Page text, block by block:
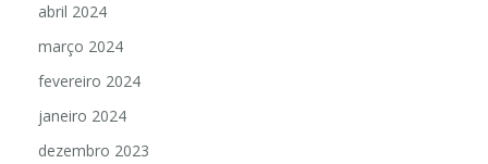
abril 2024
março 2024
fevereiro 2024
janeiro 2024
dezembro 2023